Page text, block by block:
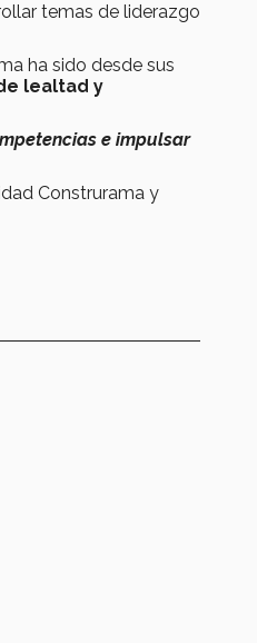
temas de liderazgo
ha sido desde sus
lealtad y
e impulsar
Construrama y